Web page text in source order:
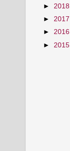
► 2018
► 2017
► 2016
► 2015